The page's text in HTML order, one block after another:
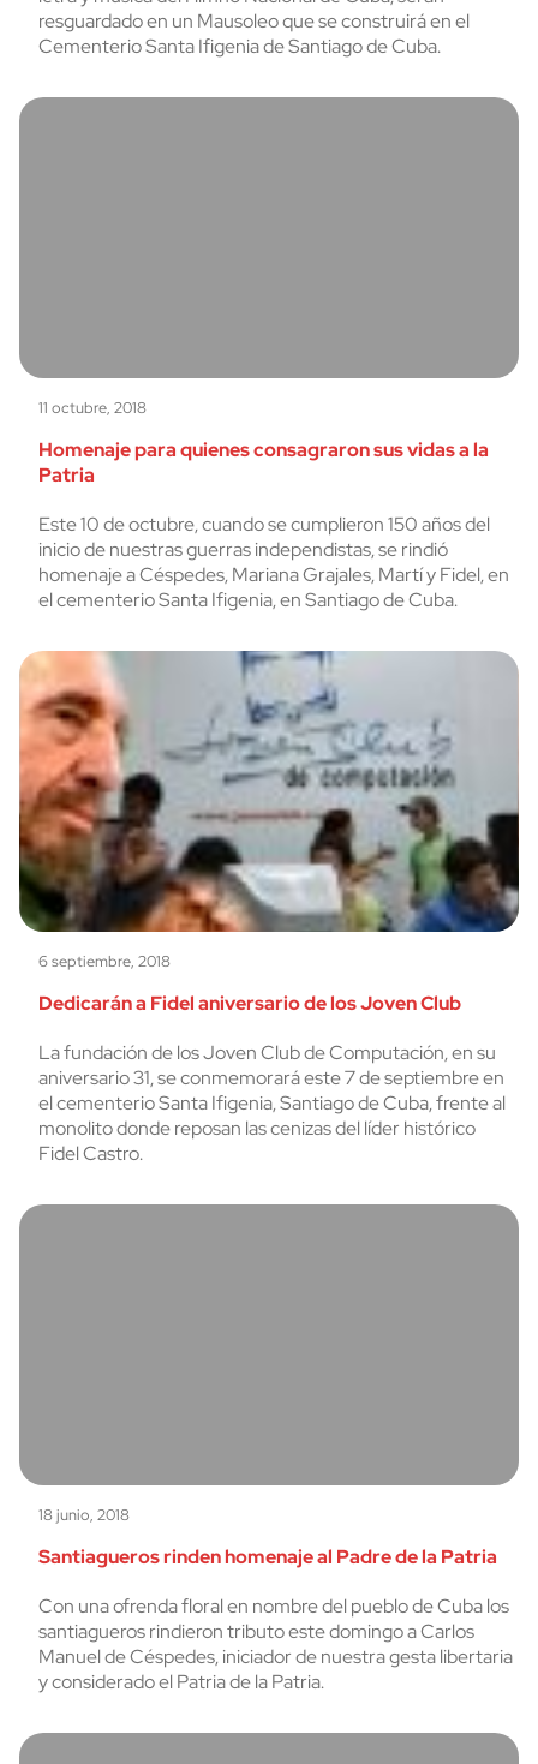
resguardado en un Mausoleo que se construirá en el
Cementerio Santa Ifigenia de Santiago de Cuba.
11 octubre, 2018
Homenaje para quienes consagraron sus vidas a la
Patria
Este 10 de octubre, cuando se cumplieron 150 años del
inicio de nuestras guerras independistas, se rindió
homenaje a Céspedes, Mariana Grajales, Martí y Fidel, en
el cementerio Santa Ifigenia, en Santiago de Cuba.
6 septiembre, 2018
Dedicarán a Fidel aniversario de los Joven Club
La fundación de los Joven Club de Computación, en su
aniversario 31, se conmemorará este 7 de septiembre en
el cementerio Santa Ifigenia, Santiago de Cuba, frente al
monolito donde reposan las cenizas del líder histórico
Fidel Castro.
18 junio, 2018
Santiagueros rinden homenaje al Padre de la Patria
Con una ofrenda floral en nombre del pueblo de Cuba los
santiagueros rindieron tributo este domingo a Carlos
Manuel de Céspedes, iniciador de nuestra gesta libertaria
y considerado el Patria de la Patria.